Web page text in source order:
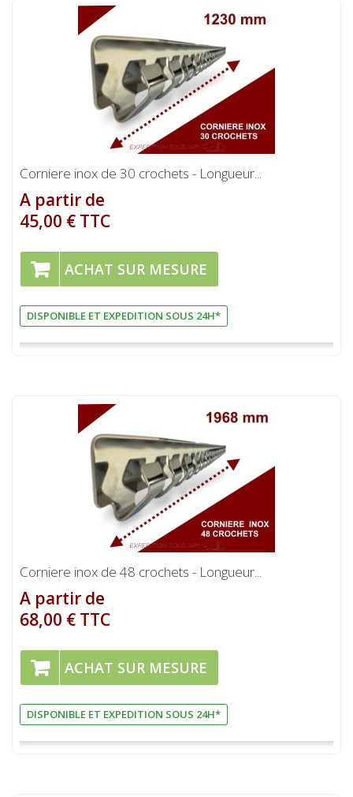
Corniere inox de 30 crochets - Longueur...
A partir de
45,00 € TTC
ACHAT SUR MESURE
DISPONIBLE ET EXPEDITION SOUS 24H*
Corniere inox de 48 crochets - Longueur...
A partir de
68,00 € TTC
ACHAT SUR MESURE
DISPONIBLE ET EXPEDITION SOUS 24H*